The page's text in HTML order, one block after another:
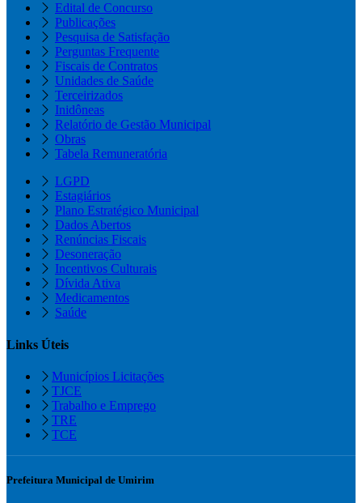
Edital de Concurso
Publicações
Pesquisa de Satisfação
Perguntas Frequente
Fiscais de Contratos
Unidades de Saúde
Terceirizados
Inidôneas
Relatório de Gestão Municipal
Obras
Tabela Remuneratória
LGPD
Estagiários
Plano Estratégico Municipal
Dados Abertos
Renúncias Fiscais
Desoneração
Incentivos Culturais
Dívida Ativa
Medicamentos
Saúde
Links Úteis
Municípios Licitações
TJCE
Trabalho e Emprego
TRE
TCE
Prefeitura Municipal de Umirim